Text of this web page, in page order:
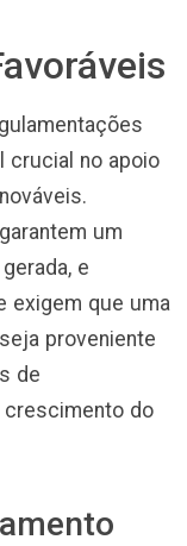
crucial no apoio
um
e
exigem que uma
proveniente
de
crescimento do